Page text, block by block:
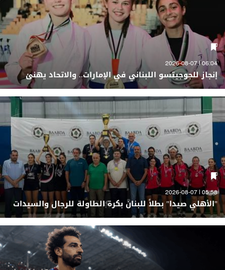
06:04 | 2026-08-07
إنجاز للجوجيتسو اللبناني في الإمارات.. والاتحاد يهنئ
05:58 | 2026-08-07
"الأهلي صيدا" بطلاً للبنان بكرة الطاولة للرجال والسيدات